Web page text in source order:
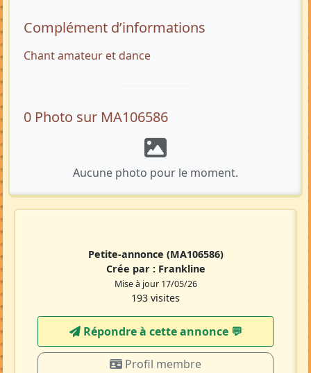
Complément d’informations
Chant amateur et dance
0 Photo sur MA106586
Aucune photo pour le moment.
Petite-annonce (MA106586)
Crée par : Frankline
Mise à jour 17/05/26
193 visites
Répondre à cette annonce 💬​
Profil membre